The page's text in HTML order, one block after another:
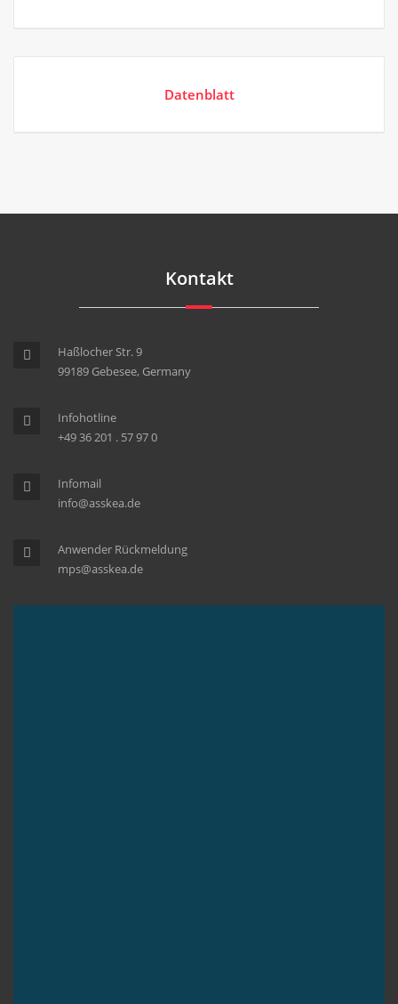
Datenblatt
Kontakt
Haßlocher Str. 9
99189 Gebesee, Germany
Infohotline
+49 36 201 . 57 97 0
Infomail
info@asskea.de
Anwender Rückmeldung
mps@asskea.de